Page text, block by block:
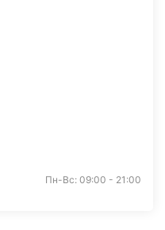
Пн-Вс: 09:00 - 21:00